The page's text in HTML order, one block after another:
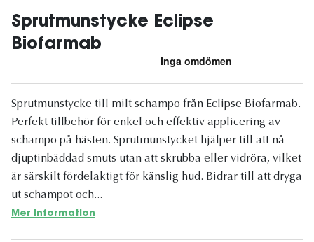
Sprutmunstycke Eclipse
Biofarmab
Sprutmunstycke till milt schampo från Eclipse Biofarmab.
Perfekt tillbehör för enkel och effektiv applicering av
schampo på hästen. Sprutmunstycket hjälper till att nå
djuptinbäddad smuts utan att skrubba eller vidröra, vilket
är särskilt fördelaktigt för känslig hud. Bidrar till att dryga
ut schampot och...
Mer information